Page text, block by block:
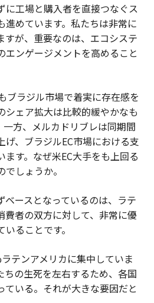
に工場と購入者を直接つなぐス
進めています。私たちは非常に
すが、重要なのは、エコシステ
エンゲージメントを高めること
ブラジル市場で着実に存在感を
シェア拡大は比較的緩やかなも
一方、メルカドリブレは同期間
げ、ブラジルEC市場における支
す。なぜ米EC大手をも上回る
しょうか。
ベースとなっているのは、ラテ
費者の双方に対して、非常に優
ることです。
テンアメリカに集中していま
ちの生死を左右するため、各国
ている。それが大きな要因だと